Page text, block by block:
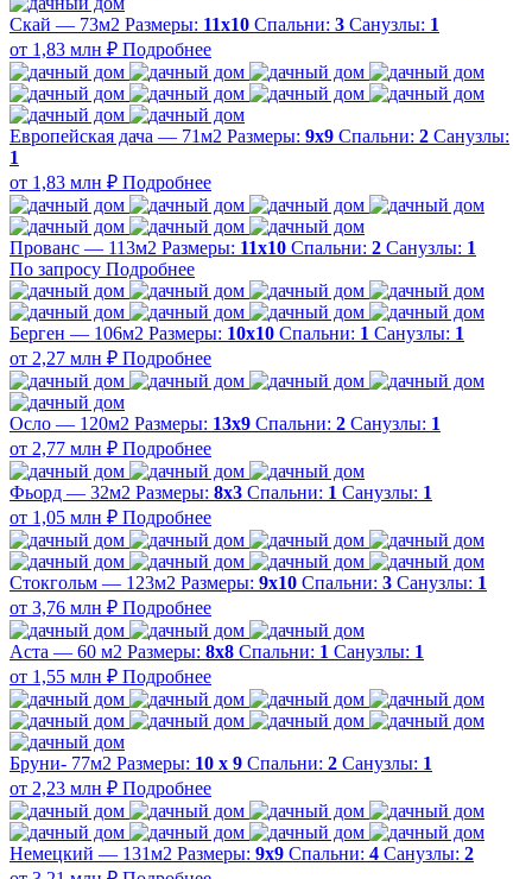
Скай — 73м2 Размеры: 11х10 Спальни: 3 Санузлы: 1
от 1,83 млн ₽ Подробнее
Европейская дача — 71м2 Размеры: 9х9 Спальни: 2 Санузлы:
1
от 1,83 млн ₽ Подробнее
Прованс — 113м2 Размеры: 11х10 Спальни: 2 Санузлы: 1
По запросу Подробнее
Берген — 106м2 Размеры: 10х10 Спальни: 1 Санузлы: 1
от 2,27 млн ₽ Подробнее
Осло — 120м2 Размеры: 13х9 Спальни: 2 Санузлы: 1
от 2,77 млн ₽ Подробнее
Фьорд — 32м2 Размеры: 8х3 Спальни: 1 Санузлы: 1
от 1,05 млн ₽ Подробнее
Стокгольм — 123м2 Размеры: 9х10 Спальни: 3 Санузлы: 1
от 3,76 млн ₽ Подробнее
Аста — 60 м2 Размеры: 8х8 Спальни: 1 Санузлы: 1
от 1,55 млн ₽ Подробнее
Бруни- 77м2 Размеры: 10 х 9 Спальни: 2 Санузлы: 1
от 2,23 млн ₽ Подробнее
Немецкий — 131м2 Размеры: 9х9 Спальни: 4 Санузлы: 2